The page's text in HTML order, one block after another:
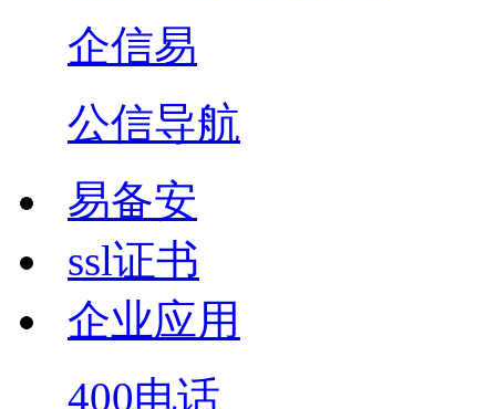
企信易
公信导航
易备安
ssl证书
企业应用
400电话